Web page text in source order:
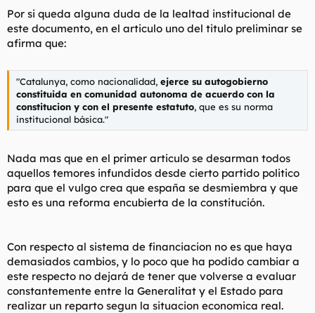
Por si queda alguna duda de la lealtad institucional de
este documento, en el articulo uno del titulo preliminar se
afirma que:
"Catalunya, como nacionalidad, ejerce su autogobierno
constituida en comunidad autonoma de acuerdo con la
constitucion y con el presente estatuto, que es su norma
institucional básica."
Nada mas que en el primer articulo se desarman todos
aquellos temores infundidos desde cierto partido politico
para que el vulgo crea que españa se desmiembra y que
esto es una reforma encubierta de la constitución.
Con respecto al sistema de financiacion no es que haya
demasiados cambios, y lo poco que ha podido cambiar a
este respecto no dejará de tener que volverse a evaluar
constantemente entre la Generalitat y el Estado para
realizar un reparto segun la situacion economica real.